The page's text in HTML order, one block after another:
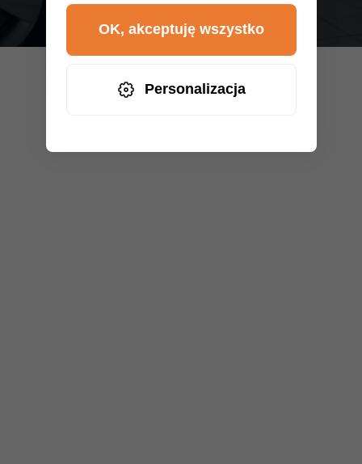
Personalizacja
OK, akceptuję wszystko